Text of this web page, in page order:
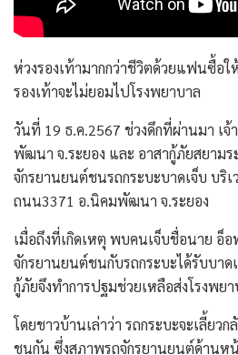
ห่วงรองเท้ามากกว่าชีวิตด้วยแฟนซื้อใ
รองเท้าจะไม่ยอมไปโรงพยาบาล
วันที่ 19 ธ.ค.2567 ช่วงดึกที่ผ่านมา เ
พัฒนา จ.ระยอง และ อาสากู้ภัยสยามร
จักรยานยนต์ชนรถกระบะบาดเจ็บ บริ
ถนน3371 อ.นิคมพัฒนา จ.ระยอง
เมื่อถึงที่เกิดเหตุ พบคนเจ็บชื่อนาย อ็
จักรยานยนต์ชนกับรถกระบะได้รับบาด
กู้ภัยจึงทำการปฐมช่วยเหลือส่งโรงพ
โดยชาวบ้านเล่าว่า รถกระบะจะเลี้ยว
ชนกัน ซึ่งสภาพรถจักรยานยนต์ด้านห